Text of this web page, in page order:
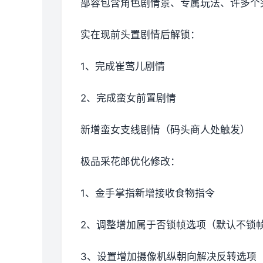
部容包含角色剧情景、专属玩法、许多
实在现前头置剧情后解锁：
1、完成崔莺儿剧情
2、完成蛮女前置剧情
新增蛮女支线剧情（码头商人处触发）
极品采花郎优化修改：
1、金手掌指新增接收食物指令
2、调整增加属于否锁帧选项（默认不锁帧
3、设置增加摄像机纵朝向解决反转选项